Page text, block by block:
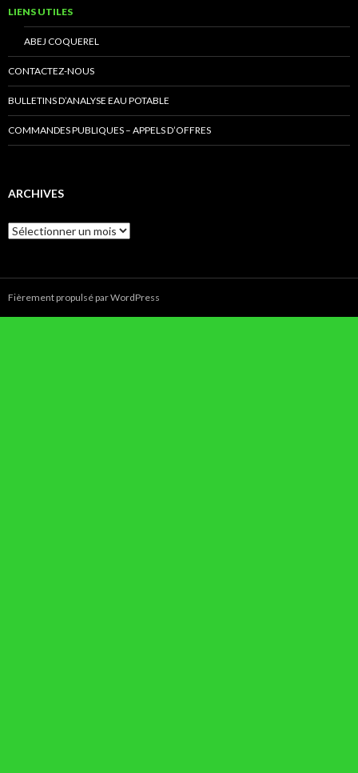
LIENS UTILES
ABEJ COQUEREL
CONTACTEZ-NOUS
BULLETINS D’ANALYSE EAU POTABLE
COMMANDES PUBLIQUES – APPELS D’OFFRES
ARCHIVES
Archives
Fièrement propulsé par WordPress